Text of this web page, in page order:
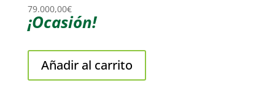
79.000,00€
¡Ocasión!
Añadir al carrito